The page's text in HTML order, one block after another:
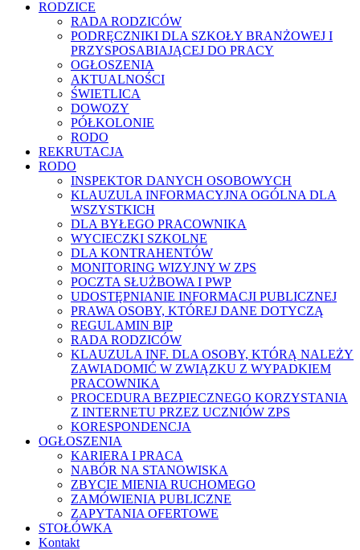
RODZICE
RADA RODZICÓW
PODRĘCZNIKI DLA SZKOŁY BRANŻOWEJ I
PRZYSPOSABIAJĄCEJ DO PRACY
OGŁOSZENIA
AKTUALNOŚCI
ŚWIETLICA
DOWOZY
PÓŁKOLONIE
RODO
REKRUTACJA
RODO
INSPEKTOR DANYCH OSOBOWYCH
KLAUZULA INFORMACYJNA OGÓLNA DLA
WSZYSTKICH
DLA BYŁEGO PRACOWNIKA
WYCIECZKI SZKOLNE
DLA KONTRAHENTÓW
MONITORING WIZYJNY W ZPS
POCZTA SŁUŻBOWA I PWP
UDOSTĘPNIANIE INFORMACJI PUBLICZNEJ
PRAWA OSOBY, KTÓREJ DANE DOTYCZĄ
REGULAMIN BIP
RADA RODZICÓW
KLAUZULA INF. DLA OSOBY, KTÓRĄ NALEŻY
ZAWIADOMIĆ W ZWIĄZKU Z WYPADKIEM
PRACOWNIKA
PROCEDURA BEZPIECZNEGO KORZYSTANIA
Z INTERNETU PRZEZ UCZNIÓW ZPS
KORESPONDENCJA
OGŁOSZENIA
KARIERA I PRACA
NABÓR NA STANOWISKA
ZBYCIE MIENIA RUCHOMEGO
ZAMÓWIENIA PUBLICZNE
ZAPYTANIA OFERTOWE
STOŁÓWKA
Kontakt